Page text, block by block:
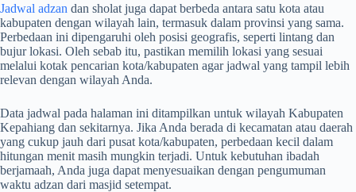
Jadwal adzan dan sholat juga dapat berbeda antara satu kota atau
kabupaten dengan wilayah lain, termasuk dalam provinsi yang sama.
Perbedaan ini dipengaruhi oleh posisi geografis, seperti lintang dan
bujur lokasi. Oleh sebab itu, pastikan memilih lokasi yang sesuai
melalui kotak pencarian kota/kabupaten agar jadwal yang tampil lebih
relevan dengan wilayah Anda.
Data jadwal pada halaman ini ditampilkan untuk wilayah Kabupaten
Kepahiang dan sekitarnya. Jika Anda berada di kecamatan atau daerah
yang cukup jauh dari pusat kota/kabupaten, perbedaan kecil dalam
hitungan menit masih mungkin terjadi. Untuk kebutuhan ibadah
berjamaah, Anda juga dapat menyesuaikan dengan pengumuman
waktu adzan dari masjid setempat.